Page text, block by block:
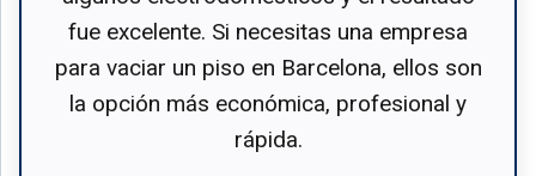
fue excelente. Si necesitas una empresa
para vaciar un piso en Barcelona, ellos son
la opción más económica, profesional y
rápida.